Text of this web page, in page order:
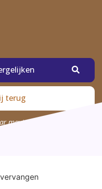
terug
maximaal 4 bedrijven die
omgeving.